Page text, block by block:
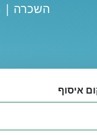
השכרה |
איסוף